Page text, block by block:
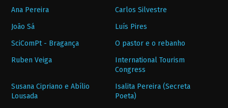
Ana Pereira
Carlos Silvestre
João Sá
Luís Pires
SciComPt - Bragança
O pastor e o rebanho
Ruben Veiga
International Tourism
Congress
Susana Cipriano e Abílio
Lousada
Isalita Pereira (Secreta
Poeta)